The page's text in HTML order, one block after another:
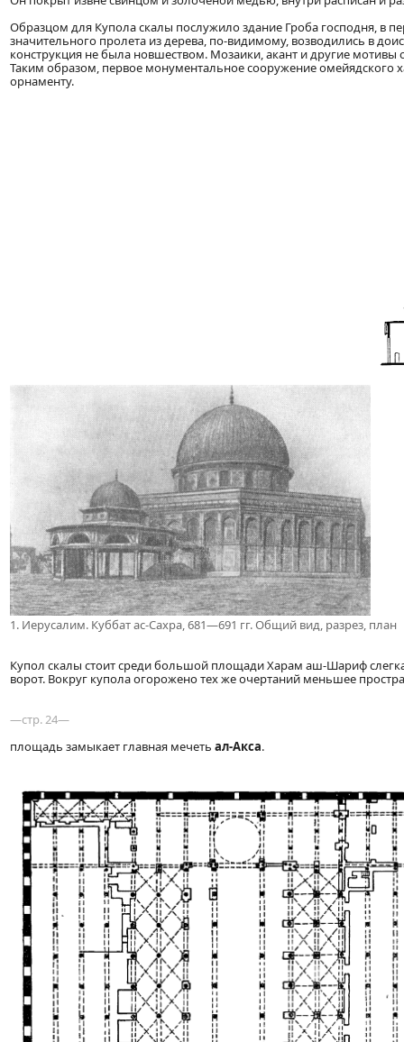
Образцом для Купола скалы послужило здание Гроба господня, в
значительного пролета из дерева, по-видимому, возводились в
конструкция не была новшеством. Мозаики, акант и другие
Таким образом, первое монументальное сооружение омейядского
орнаменту.
1. Иерусалим. Куббат ас-Сахра, 681—691 гг. Общий вид, разрез, план
Купол скалы стоит среди большой площади Харам аш-Шариф
ворот. Вокруг купола огорожено тех же очертаний меньшее
—стр. 24—
площадь замыкает главная мечеть ал-Акса.